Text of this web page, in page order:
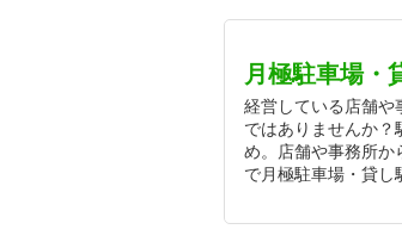
月極駐車場・
経営している店舗や
ではありませんか？
め。店舗や事務所か
で月極駐車場・貸し